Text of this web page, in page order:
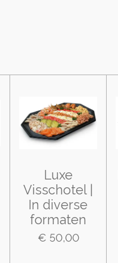
Luxe
Visschotel |
In diverse
formaten
€ 50,00